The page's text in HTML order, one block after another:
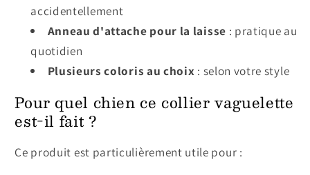
accidentellement
Anneau d'attache pour la laisse : pratique au
quotidien
Plusieurs coloris au choix : selon votre style
Pour quel chien ce collier vaguelette
est-il fait ?
Ce produit est particulièrement utile pour :